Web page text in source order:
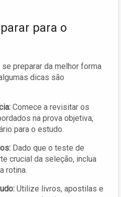
para o
preparar da melhor forma
dicas são
Comece a revisitar os
na prova objetiva,
para o estudo.
Dado que o teste de
crucial da seleção, inclua
rotina.
Utilize livros, apostilas e